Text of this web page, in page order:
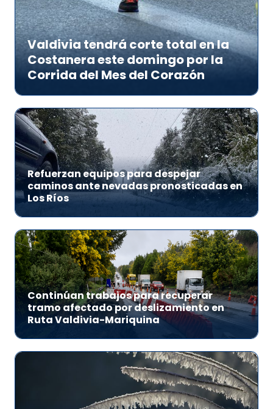
Valdivia tendrá corte total en la
Costanera este domingo por la
Corrida del Mes del Corazón
Refuerzan equipos para despejar
caminos ante nevadas pronosticadas en
Los Ríos
Continúan trabajos para recuperar
tramo afectado por deslizamiento en
Ruta Valdivia-Mariquina